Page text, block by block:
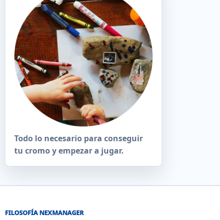
Todo lo necesario para conseguir
tu cromo y empezar a jugar.
FILOSOFÍA NEXMANAGER